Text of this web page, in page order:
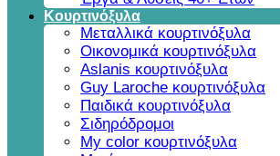
Κουρτινόξυλα
Μεταλλικά κουρτινόξυλα
Οικονομικά κουρτινόξυλα
Aslanis κουρτινόξυλα
Guy Laroche κουρτινόξυλα
Παιδικά κουρτινόξυλα
Σιδηρόδρομοι
My color κουρτινόξυλα